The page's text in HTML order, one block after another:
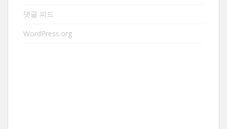
댓글 피드
WordPress.org